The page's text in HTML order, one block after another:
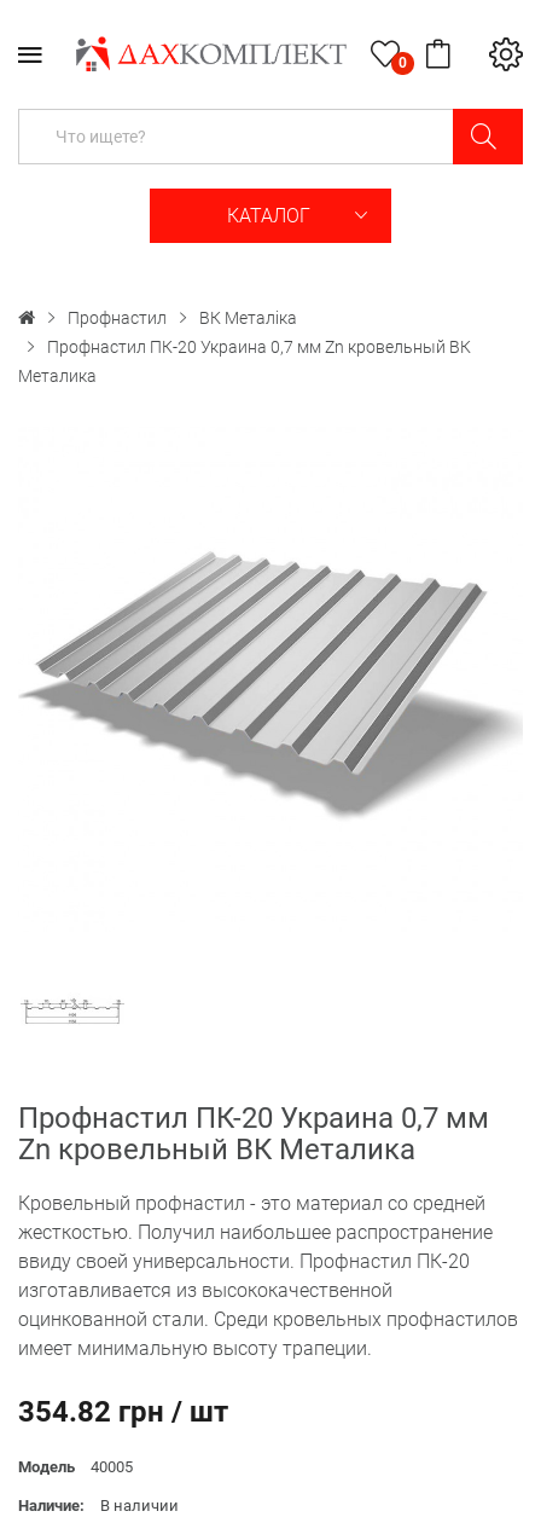
0
КАТАЛОГ
Профнастил
ВК Металіка
Профнастил ПК-20 Украина 0,7 мм Zn кровельный ВК
Металика
Профнастил ПК-20 Украина 0,7 мм
Zn кровельный ВК Металика
Кровельный профнастил - это материал со средней
жесткостью. Получил наибольшее распространение
ввиду своей универсальности. Профнастил ПК-20
изготавливается из высококачественной
оцинкованной стали. Среди кровельных профнастилов
имеет минимальную высоту трапеции.
354.82 грн / шт
Модель 40005
Наличие: В наличии